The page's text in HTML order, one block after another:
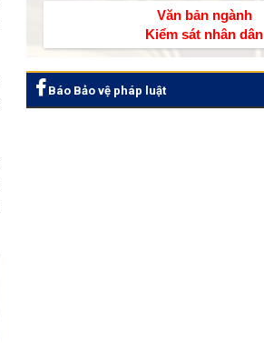
Văn bản ngành
Kiểm sát nhân dân
Báo Bảo vệ pháp luật